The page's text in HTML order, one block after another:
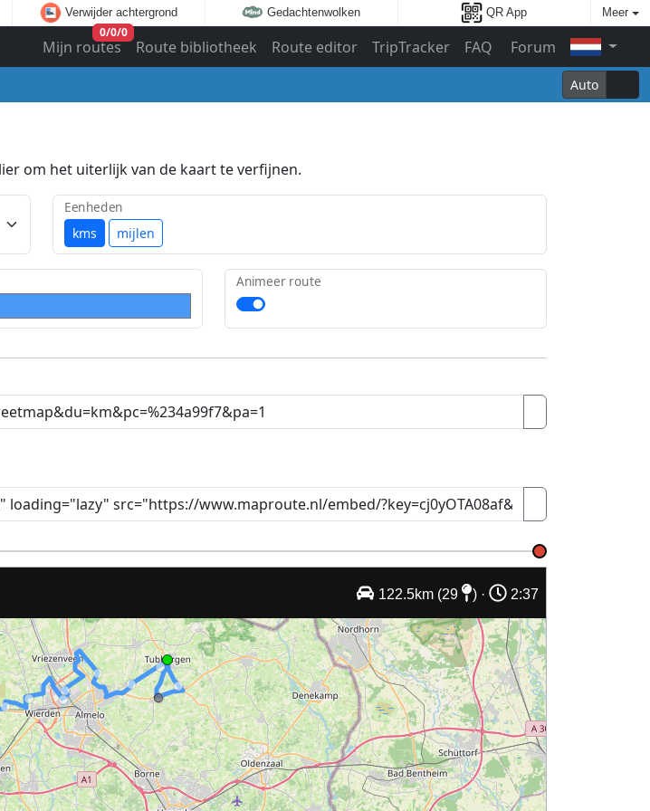
Verwijder achtergrond Gedachtenwolken QR App Meer
Mijn routes
0/0/0
Route bibliotheek Route editor TripTracker FAQ
Forum
Auto
om het uiterlijk van de kaart te verfijnen.
kms mijlen
Eenheden
Animeer route